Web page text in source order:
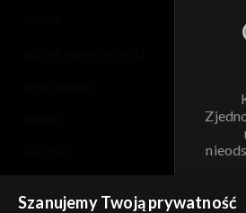
Szanujemy Twoją prywatność